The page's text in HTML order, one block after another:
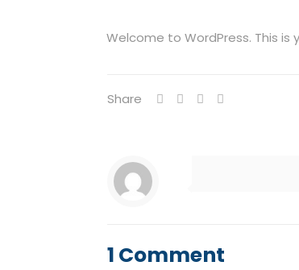
Welcome to WordPress. This
Share
1 Comment